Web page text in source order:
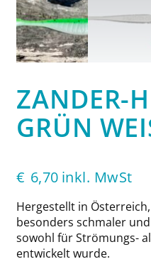
ZANDER-
GRÜN
€ 6,70 inkl. MwSt
Hergestellt in
besonders schmaler
sowohl für Strömungs-
entwickelt wurde.